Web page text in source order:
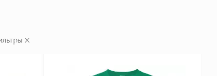
×